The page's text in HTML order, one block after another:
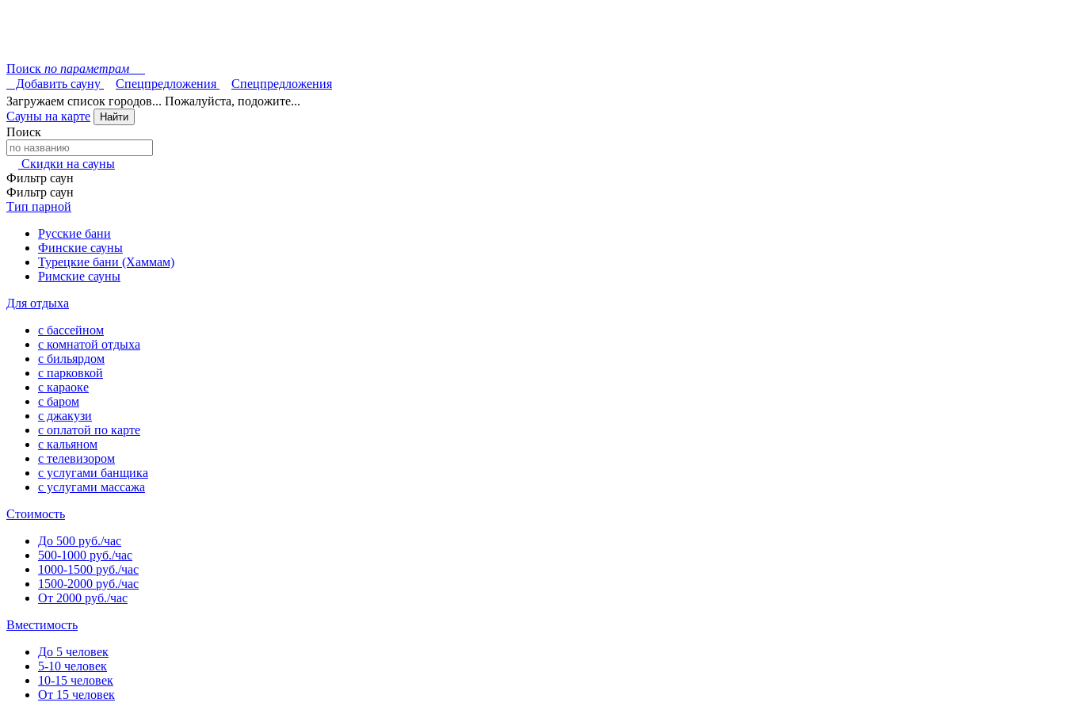
Поиск по параметрам
Добавить сауну
Спецпредложения
Спецпредложения
Загружаем список городов... Пожалуйста, подожите...
Сауны на карте
Найти
Поиск
Скидки на сауны
Фильтр саун
Фильтр саун
Тип парной
Русские бани
Финские сауны
Турецкие бани (Хаммам)
Римские сауны
Для отдыха
с бассейном
с комнатой отдыха
с бильярдом
с парковкой
с караоке
с баром
с джакузи
с оплатой по карте
с кальяном
с телевизором
с услугами банщика
с услугами массажа
Стоимость
До 500 руб./час
500-1000 руб./час
1000-1500 руб./час
1500-2000 руб./час
От 2000 руб./час
Вместимость
До 5 человек
5-10 человек
10-15 человек
От 15 человек